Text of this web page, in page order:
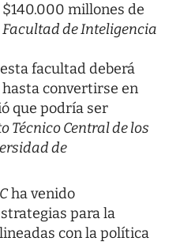
millones de
Facultad de Inteligencia
facultad deberá
convertirse en
que podría ser
Técnico Central de los
de
ha venido
para la
con la política